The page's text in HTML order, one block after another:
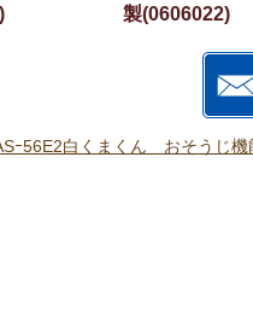
製(0606022)
ｰ56E2白くまくん おそうじ